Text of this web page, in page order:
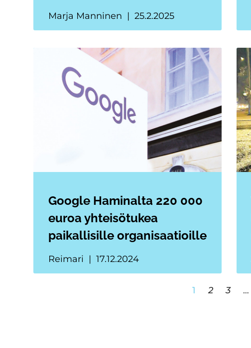
Marja Manninen 25.2.2025
Google Haminalta 220 000
euroa yhteisötukea
paikallisille organisaatioille
Reimari 17.12.2024
1 2 3 …